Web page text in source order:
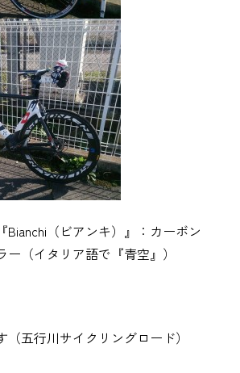
（ビアンキ）』：カーボン
（イタリア語で『青空』）
五行川サイクリングロード）